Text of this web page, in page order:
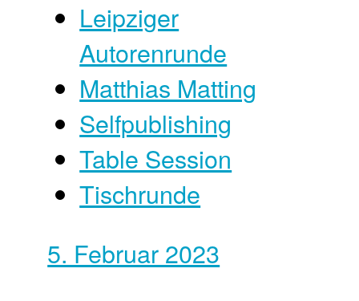
Leipziger
Autorenrunde
Matthias Matting
Selfpublishing
Table Session
Tischrunde
5. Februar 2023